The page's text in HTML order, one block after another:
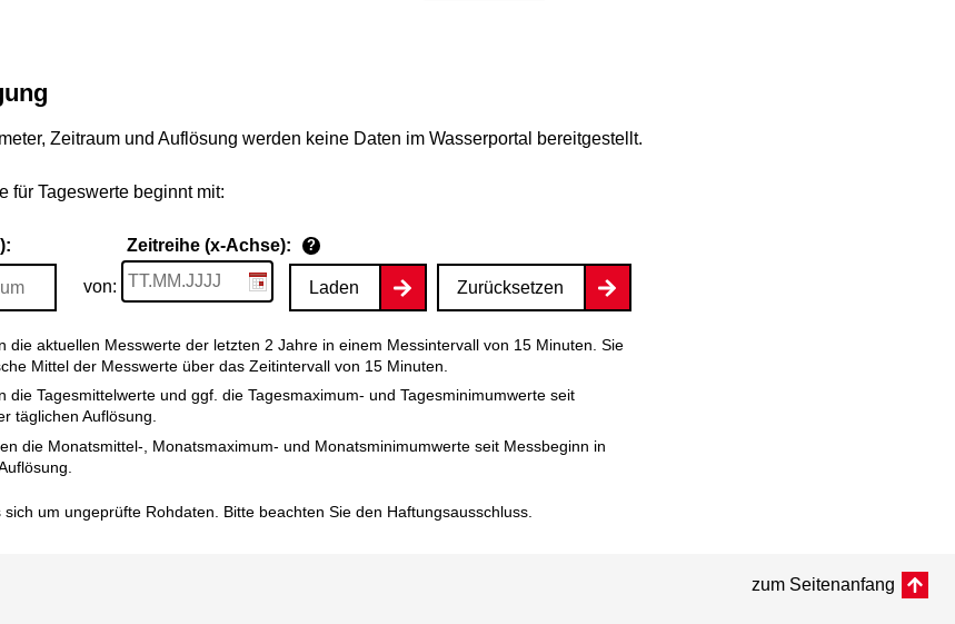
Zeitraum und Auflösung werden keine Daten im Wasserportal bereitgestellt.
für Tageswerte beginnt mit:
Zeitreihe (x-Achse): ?
von: Laden Zurücksetzen
die aktuellen Messwerte der letzten 2 Jahre in einem Messintervall von 15 Minuten. Sie
Mittel der Messwerte über das Zeitintervall von 15 Minuten.
die Tagesmittelwerte und ggf. die Tagesmaximum- und Tagesminimumwerte seit
täglichen Auflösung.
die Monatsmittel-, Monatsmaximum- und Monatsminimumwerte seit Messbeginn in
um ungeprüfte Rohdaten. Bitte beachten Sie den Haftungsausschluss.
zum Seitenanfang